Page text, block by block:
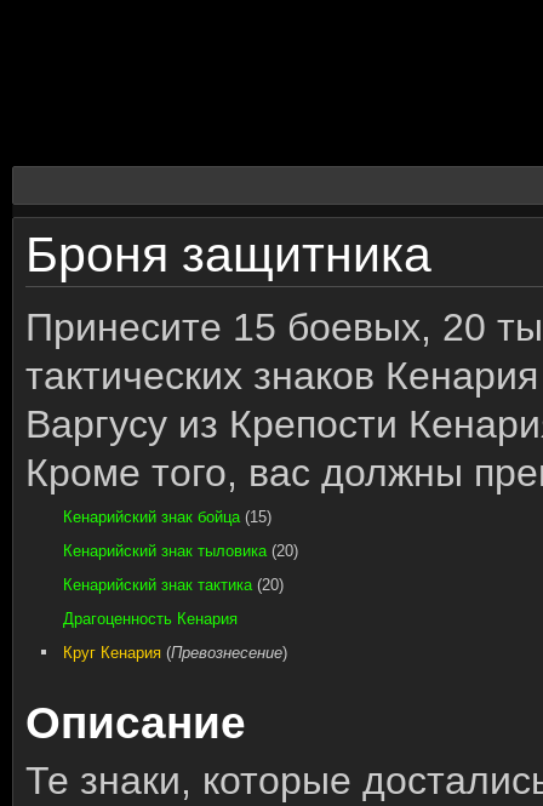
Броня защитника
Принесите 15 боевых, 20
тактических знаков
Варгусу из Крепости
Кроме того, вас должны
Кенарийский знак бойца(15)
Кенарийский знак тыловика(20)
Кенарийский знак тактика(20)
Драгоценность Кенария
Круг Кенария (Превознесение)
Описание
Те знаки, которые